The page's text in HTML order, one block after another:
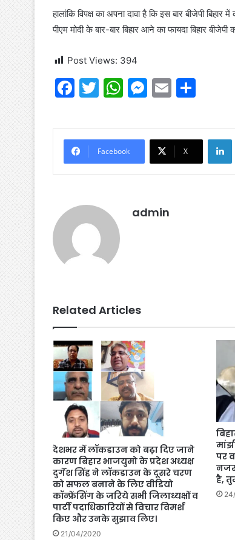
हालांकि विपक्ष का अपना दावा है कि इस बार बीजेपी
पीएम मोदी के बार-बार बिहार आने का फायदा बिहार
Post Views: 394
F
c
e
b
o
k
T
itt
er
W
at
s
A
p
M
s
s
e
g
er
E
ai
l
ar
e
Facebook X
admin
Related Articles
देशभर में लॉकडाउन को बढ़ा दिए जाने
कारण बिहार भाजयुमो के प्रदेश अध्यक्ष
दुर्गेश सिंह ने लॉकडाउन के दूसरे चरण
को सफल बनाने के लिए वीडियो
कॉन्फ्रेंसिंग के जरिये सभी जिलाध्यक्षों व
पार्टी पदाधिकारियों से विचार विमर्श
किए और उनके सुझाव लिए।
21/04/2020
पर
नजर
है,